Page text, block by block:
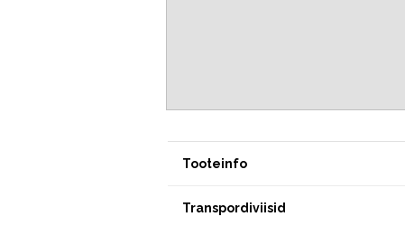
Tooteinfo
Transpordiviisid